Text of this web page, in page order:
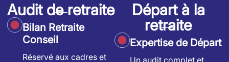
Audit de retraite
Bilan Retraite
Conseil
Réservé aux cadres et
Départ à la
retraite
Expertise de Départ
Un audit complet et